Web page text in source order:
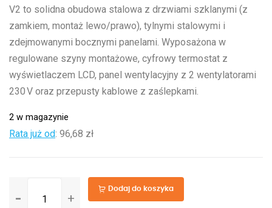
V2 to solidna obudowa stalowa z drzwiami szklanymi (z
zamkiem, montaż lewo/prawo), tylnymi stalowymi i
zdejmowanymi bocznymi panelami. Wyposażona w
regulowane szyny montażowe, cyfrowy termostat z
wyświetlaczem LCD, panel wentylacyjny z 2 wentylatorami
230 V oraz przepusty kablowe z zaślepkami.
2 w magazynie
Rata już od: 96,68 zł
Szafa
Dodaj do koszyka